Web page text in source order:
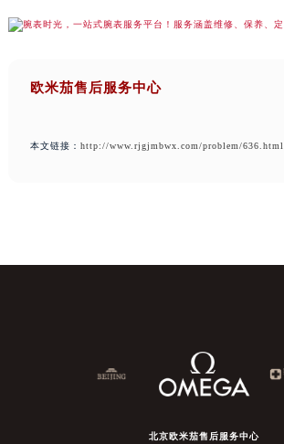
欧米茄售后服务中心
本文链接： http://www.rjgjmbwx.com/problem/636.html
北京欧米茄售后服务中心